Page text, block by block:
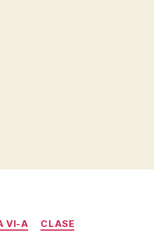
Categorii
VI-A CLASE